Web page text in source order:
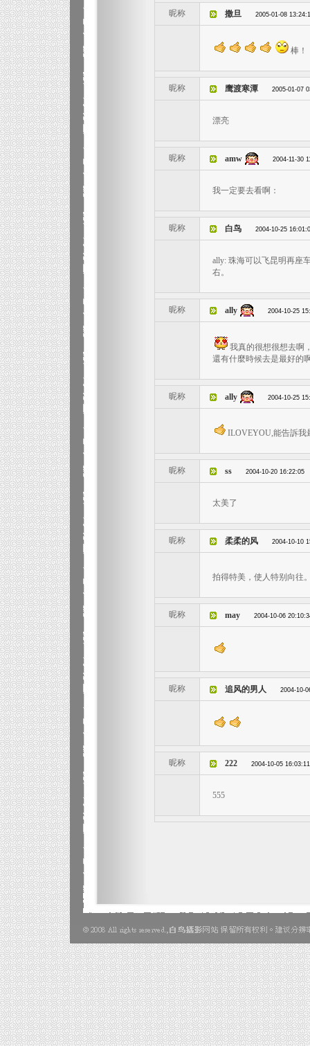
昵称 撒旦 2005-01-08
棒！
昵称 鹰渡寒潭 2005-01-07
漂亮
昵称 amw 2004-11-30
我一定要去看啊：
昵称 白鸟 2004-10-25
ally: 珠海可以飞昆明再座
右。
昵称 ally 2004-10-25
我真的很想很想去啊
還有什麼時候去是最好的
昵称 ally 2004-10-25
ILOVEYOU,能告訴我
昵称 ss 2004-10-20 16:22:05
太美了
昵称 柔柔的风 2004-10-10
拍得特美，使人特别向往
昵称 may 2004-10-06
昵称 追风的男人 2004-10-
昵称 222 2004-10-05 16:03:11
555